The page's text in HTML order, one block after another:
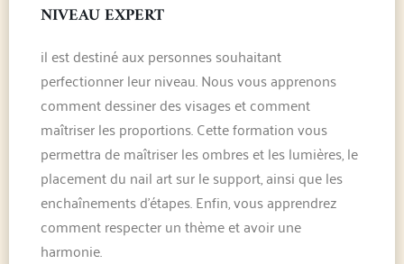
NIVEAU EXPERT
il est destiné aux personnes souhaitant
perfectionner leur niveau. Nous vous apprenons
comment dessiner des visages et comment
maîtriser les proportions. Cette formation vous
permettra de maîtriser les ombres et les lumières, le
placement du nail art sur le support, ainsi que les
enchaînements d’étapes. Enfin, vous apprendrez
comment respecter un thème et avoir une
harmonie.